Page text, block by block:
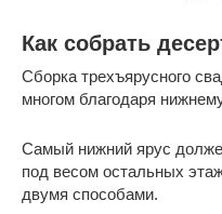
Как собрать
Сборка трехъярусного
многом благодаря
Самый нижний ярус
под весом остальных
двумя способами.